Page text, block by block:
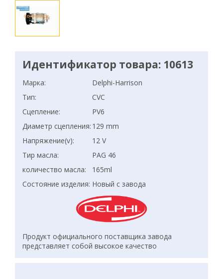
Идентификатор товара: 10613
Марка:
Delphi-Harrison
Тип:
CVC
Сцепление:
PV6
Диаметр сцепления: 129 mm
Напряжение(v):
12 V
Тир масла:
PAG 46
количество масла:
165ml
Состояние изделия: Новый с завода
Продукт официального поставщика завода
представляет собой высокое качество